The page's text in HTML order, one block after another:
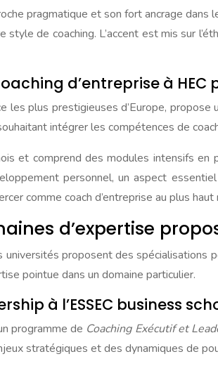
pragmatique et son fort ancrage
de coaching. L’accent est mis sur
d’entreprise à HEC
les plus prestigieuses d’Europe, propose
intégrer les compétences de
et comprend des modules intensifs
personnel, un aspect
comme coach d’entreprise au plus haut
d’expertise
proposent des spécialisations
pointue dans un domaine particulier.
à l’ESSEC business
programme de Coaching Exécutif et
stratégiques et des dynamiques de